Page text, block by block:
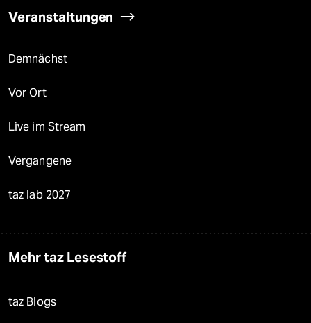
Veranstaltungen
Demnächst
Vor Ort
Live im Stream
Vergangene
taz lab 2027
Mehr taz Lesestoff
taz Blogs